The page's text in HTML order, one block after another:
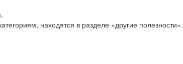
находятся в разделе «другие полезности».